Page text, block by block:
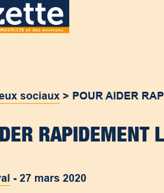
sociaux > POUR AIDER
RAPIDEMENT
-27 mars 2020